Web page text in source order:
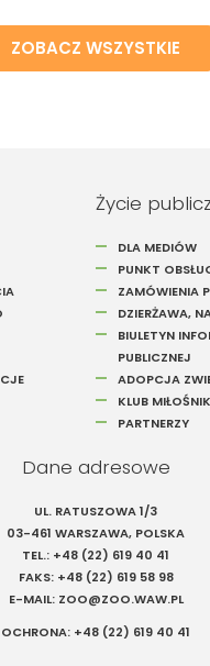
ZOBACZ WSZYSTKIE
Życie
DLA MEDIÓW
PUNKT
ZAMÓWIENIA
DZIERŻAWA,
BIULETYN
PUBLICZNEJ
ADOPCJA
KLUB
PARTNERZY
Dane adresowe
UL. RATUSZOWA 1/3
03-461 WARSZAWA, POLSKA
TEL.: +48 (22) 619 40 41
FAKS: +48 (22) 619 58 98
E-MAIL: ZOO@ZOO.WAW.PL
OCHRONA: +48 (22) 619 40 41